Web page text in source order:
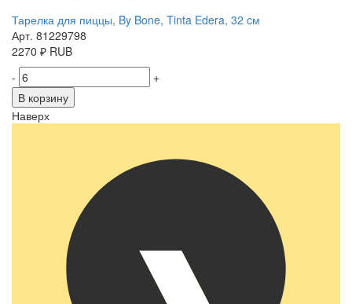
Тарелка для пиццы, By Bone, Tinta Edera, 32 cм
Арт. 81229798
2270 ₽ RUB
-
+
В корзину
Наверх